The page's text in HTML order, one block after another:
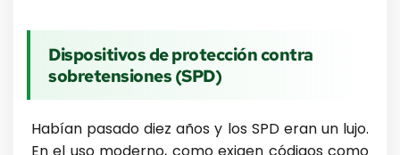
Dispositivos de protección contra
sobretensiones (SPD)
Habían pasado diez años y los SPD eran un lujo.
En el uso moderno, como exigen códigos como